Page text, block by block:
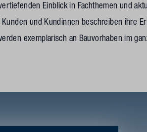
Einblick in Fachthemen und
und Kundinnen beschreiben ihre
exemplarisch an Bauvorhaben im